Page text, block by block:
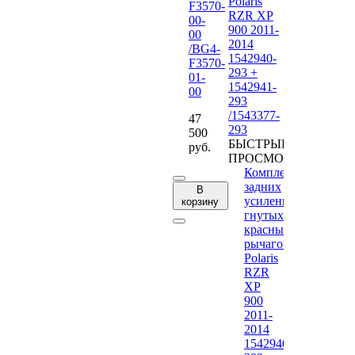
F3570-
00-
00
/BG4-
F3570-
01-
00
47
500
руб.
В
корзину
БЫСТРЫЙ
ПРОСМОТР
Комплект
задних
усиленных
гнутых
красных
рычагов
Polaris
RZR
XP
900
2011-
2014
1542940-